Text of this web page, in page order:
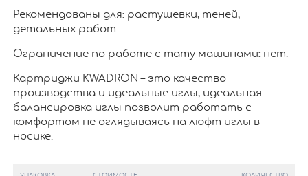
Рекомендованы для: растушевки, теней,
детальных работ.
Ограничение по работе c тату машинами: нет.
Картриджи KWADRON – это качество
производства и идеальные иглы, идеальная
балансировка иглы позволит работать с
комфортом не оглядываясь на люфт иглы в
носике.